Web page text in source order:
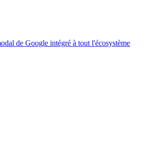
de Google intégré à tout l'écosystème